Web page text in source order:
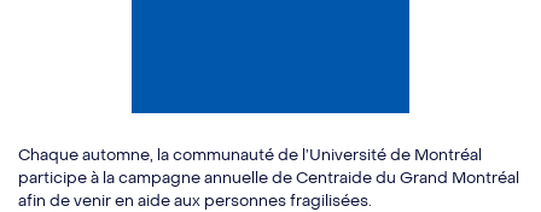
Chaque automne, la communauté de l’Université de Montréal
participe à la campagne annuelle de Centraide du Grand Montréal
afin de venir en aide aux personnes fragilisées.